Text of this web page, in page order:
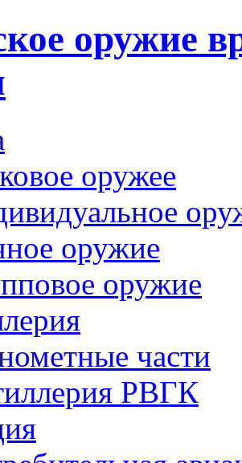
оружие
оружее
оружие
оружие
части
РВГК